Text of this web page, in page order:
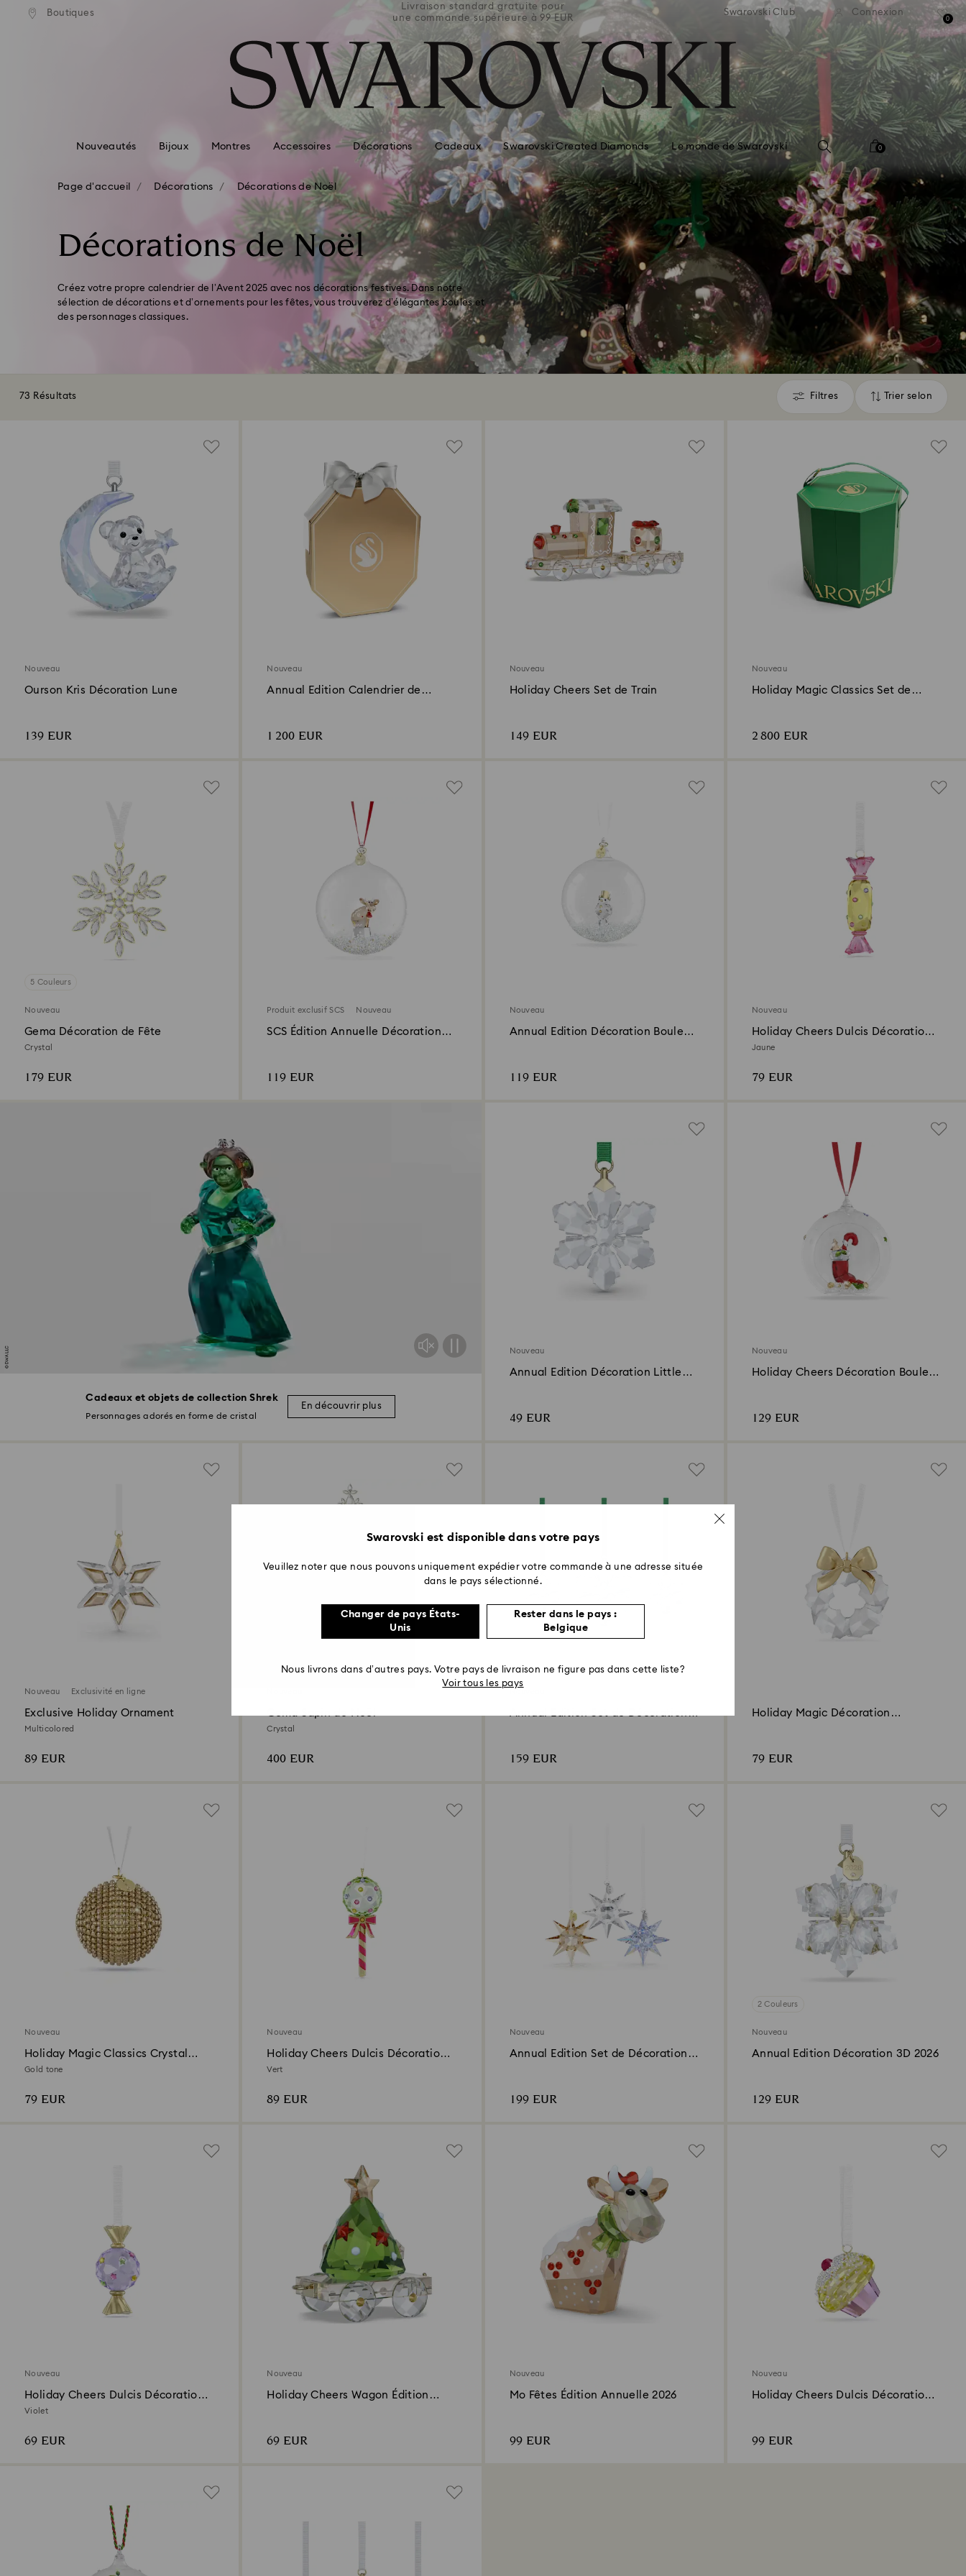
Accesskeys list
Boutiques
standard gratuite pour
supérieure à 99 EUR
Livraison standard gratuite pour
une commande supérieure à 99 EUR
Livraison standard gratuite pour
une commande supérieure à 99 EUR
Livraison standard
une commande supérieure
Swarovski Club Connexion
0
Nouveautés Bijoux Montres Accessoires Décorations Cadeaux Swarovski Created Diamonds Le monde de Swarovski 0
Page d'accueil Décorations Décorations de Noël
Décorations de Noël
Créez votre propre calendrier de l’Avent 2025 avec nos décorations festives. Dans notre
sélection de décorations et d’ornements pour les fêtes, vous trouverez d’élégantes boules et
des personnages classiques.
73 Résultats Filtres
Filtres Trier selon
Trier
Cadeaux et objets de collection Shrek
Personnages adorés en forme de cristal
En découvrir plus
Nouveau
Ourson Kris Décoration Lune
139 EUR
Nouveau
Annual Edition Calendrier de
1 200 EUR
Nouveau
Holiday Cheers Set de Train
149 EUR
Nouveau
Holiday Magic Classics Set de
2 800 EUR
5 Couleurs
Nouveau
Gema Décoration de Fête
Crystal
179 EUR
Produit exclusif SCS Nouveau
SCS Édition Annuelle Décoration
119 EUR
Nouveau
Annual Edition Décoration Boule
119 EUR
Nouveau
Holiday Cheers Dulcis Décoration
Bonbon
Jaune
79 EUR
Nouveau
Annual Edition Décoration Little
49 EUR
Nouveau
Holiday Cheers Décoration Boule
129 EUR
Nouveau Exclusivité en ligne
Exclusive Holiday Ornament
Multicolored
89 EUR
Gema Sapin de Noël
Crystal
400 EUR
Annual Edition Set de Décorations
159 EUR
Holiday Magic Décoration
79 EUR
Nouveau
Holiday Magic Classics Crystal
Mesh Ball Ornament
Gold tone
79 EUR
Nouveau
Holiday Cheers Dulcis Décoration
Sucette
Vert
89 EUR
Nouveau
Annual Edition Set de Décorations
199 EUR
2 Couleurs
Nouveau
Annual Edition Décoration 3D 2026
129 EUR
Nouveau
Holiday Cheers Dulcis Décoration
Bonbon
Violet
69 EUR
Nouveau
Holiday Cheers Wagon Édition
69 EUR
Nouveau
Mo Fêtes Édition Annuelle 2026
99 EUR
Nouveau
Holiday Cheers Dulcis Décoration
99 EUR
Swarovski est disponible dans votre pays
Veuillez noter que nous pouvons uniquement expédier votre commande à une adresse située
dans le pays sélectionné.
Changer de pays États-
Unis
Rester dans le pays :
Belgique
Nous livrons dans d’autres pays. Votre pays de livraison ne figure pas dans cette liste?
Voir tous les pays